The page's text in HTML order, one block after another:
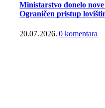
Ministarstvo donelo
Ograničen pristup
20.07.2026.|0 komentara